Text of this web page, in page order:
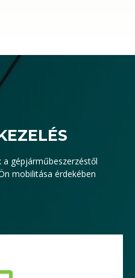
a gépjárműbeszerzéstől
mobilitása érdekében